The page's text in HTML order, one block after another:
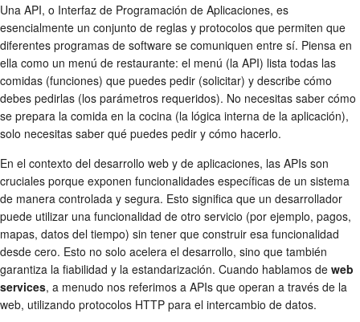
Una API, o Interfaz de Programación de Aplicaciones, es
esencialmente un conjunto de reglas y protocolos que permiten que
diferentes programas de software se comuniquen entre sí. Piensa en
ella como un menú de restaurante: el menú (la API) lista todas las
comidas (funciones) que puedes pedir (solicitar) y describe cómo
debes pedirlas (los parámetros requeridos). No necesitas saber cómo
se prepara la comida en la cocina (la lógica interna de la aplicación),
solo necesitas saber qué puedes pedir y cómo hacerlo.
En el contexto del desarrollo web y de aplicaciones, las APIs son
cruciales porque exponen funcionalidades específicas de un sistema
de manera controlada y segura. Esto significa que un desarrollador
puede utilizar una funcionalidad de otro servicio (por ejemplo, pagos,
mapas, datos del tiempo) sin tener que construir esa funcionalidad
desde cero. Esto no solo acelera el desarrollo, sino que también
garantiza la fiabilidad y la estandarización. Cuando hablamos de web
services, a menudo nos referimos a APIs que operan a través de la
web, utilizando protocolos HTTP para el intercambio de datos.